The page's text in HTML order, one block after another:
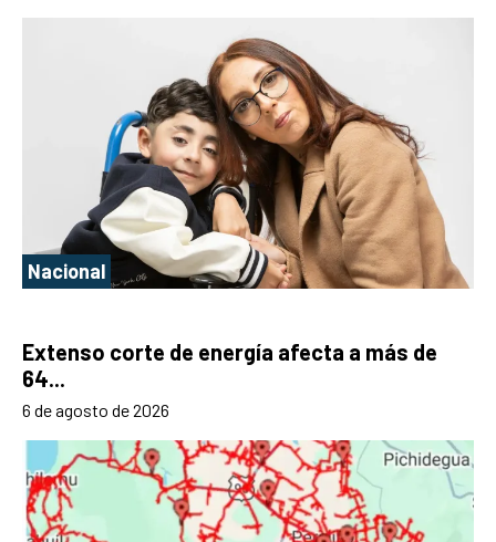
Nacional
Extenso corte de energía afecta a más de
64...
6 de agosto de 2026